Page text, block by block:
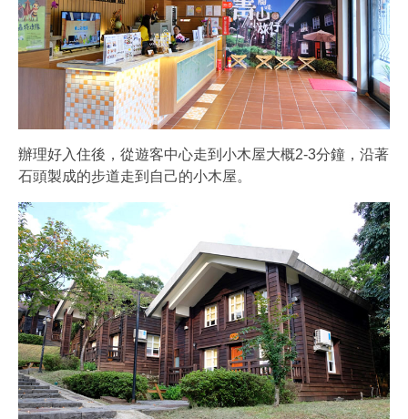
辦理好入住後，從遊客中心走到小木屋大概2-3分鐘，沿著
石頭製成的步道走到自己的小木屋。